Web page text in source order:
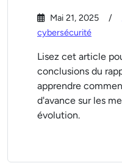
Mai 21, 2025
cybersécurité
Lisez cet article
conclusions du
apprendre
d'avance sur les
évolution.